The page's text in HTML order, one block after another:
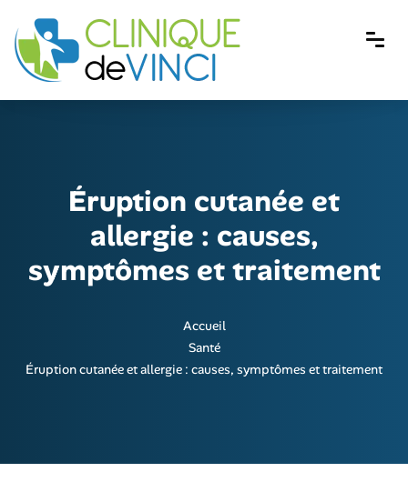
Éruption cutanée et
allergie : causes,
symptômes et traitement
Accueil
Santé
Éruption cutanée et allergie : causes, symptômes et traitement